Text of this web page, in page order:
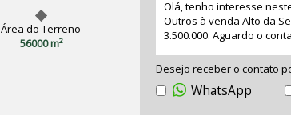
Área do Terreno
56000 m²
Desejo receber o contato
WhatsApp